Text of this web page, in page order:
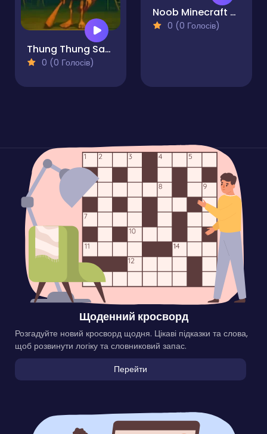
Thung Thung Sahur Playgrounds Escape
0 (0 Голосів)
Noob Minecraft Reassembled
0 (0 Голосів)
Щоденний кросворд
Розгадуйте новий кросворд щодня. Цікаві підказки та слова,
щоб розвинути логіку та словниковий запас.
Перейти